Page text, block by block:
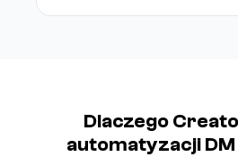
Dlaczego
automatyzacji